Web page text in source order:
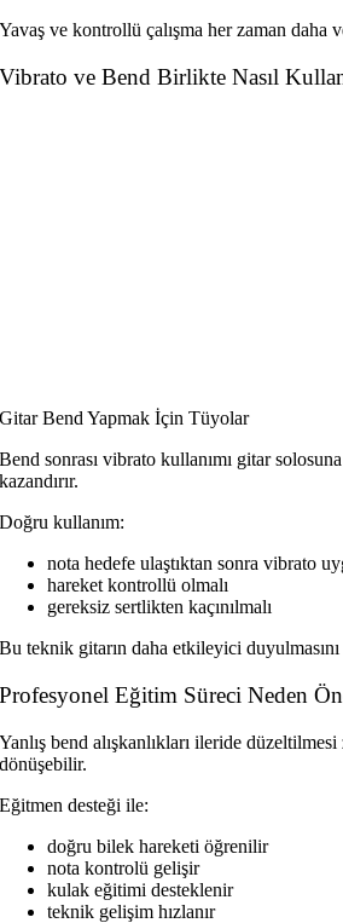
Yavaş ve kontrollü çalışma her zaman daha
Vibrato ve Bend Birlikte Nasıl
Gitar Bend Yapmak İçin Tüyolar
Bend sonrası vibrato kullanımı gitar
kazandırır.
Doğru kullanım:
nota hedefe ulaştıktan sonra vibrato
hareket kontrollü olmalı
gereksiz sertlikten kaçınılmalı
Bu teknik gitarın daha etkileyici duyulmasını
Profesyonel Eğitim Süreci Neden
Yanlış bend alışkanlıkları ileride
dönüşebilir.
Eğitmen desteği ile:
doğru bilek hareketi öğrenilir
nota kontrolü gelişir
kulak eğitimi desteklenir
teknik gelişim hızlanır